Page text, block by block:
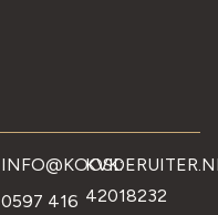
0597 416
KVK:
42018232